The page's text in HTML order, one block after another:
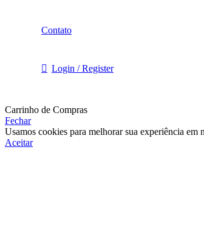
Contato
Login / Register
Carrinho de Compras
Fechar
Usamos cookies para melhorar sua experiência
Aceitar